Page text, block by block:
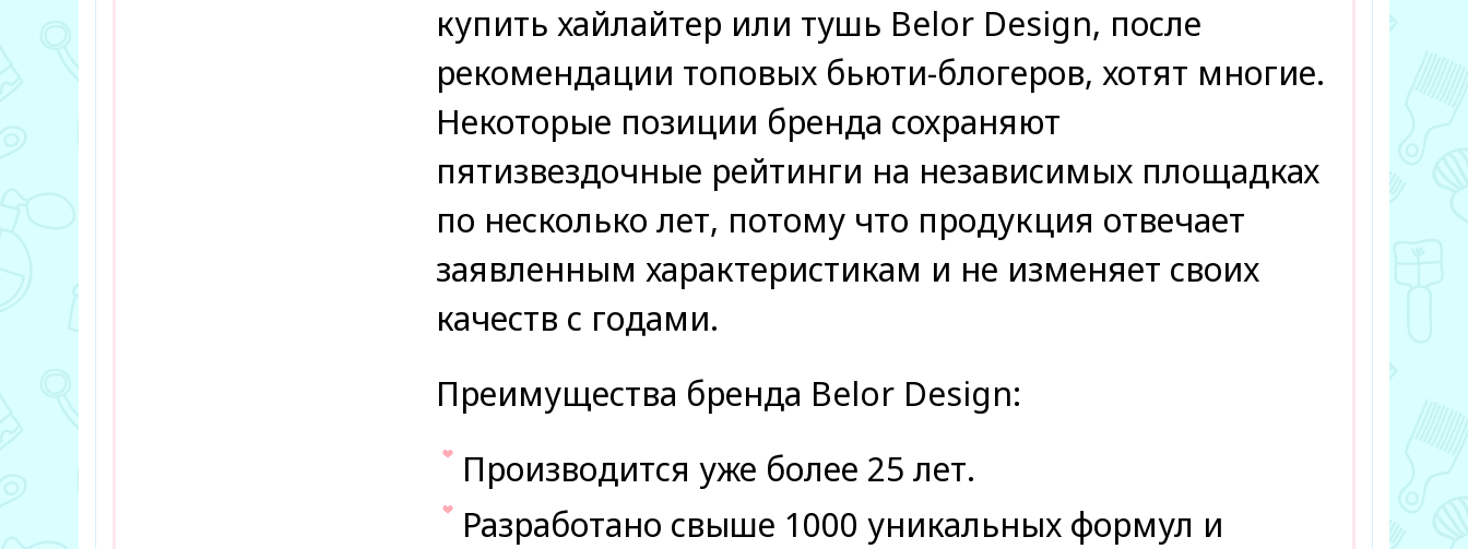
купить хайлайтер или тушь Belor Design, после
рекомендации топовых бьюти-блогеров, хотят многие.
Некоторые позиции бренда сохраняют
пятизвездочные рейтинги на независимых площадках
по несколько лет, потому что продукция отвечает
заявленным характеристикам и не изменяет своих
качеств с годами.
Преимущества бренда Belor Design:
Производится уже более 25 лет.
Разработано свыше 1000 уникальных формул и